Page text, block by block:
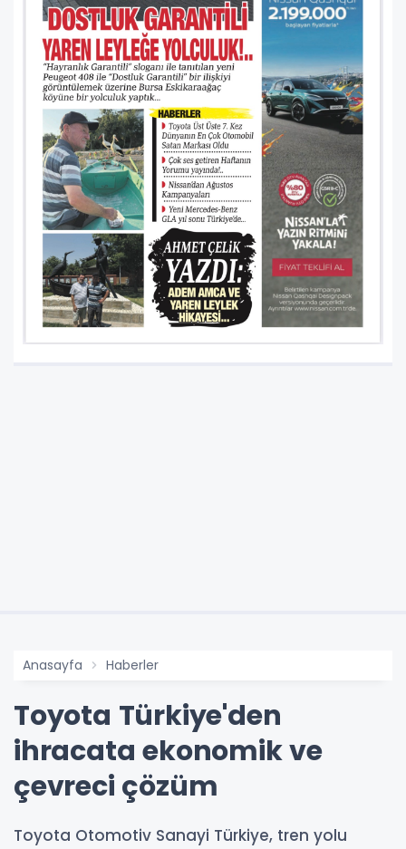
Anasayfa Haberler
Toyota Türkiye'den
ihracata ekonomik ve
çevreci çözüm
Toyota Otomotiv Sanayi Türkiye, tren yolu